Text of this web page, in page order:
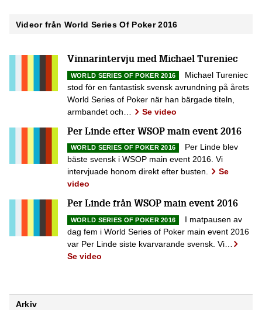
Videor från World Series Of Poker 2016
Vinnarintervju med Michael Tureniec
WORLD SERIES OF POKER 2016
Michael Tureniec
stod för en fantastisk svensk avrundning på årets
World Series of Poker när han bärgade titeln,
armbandet och…
Se video
Per Linde efter WSOP main event 2016
WORLD SERIES OF POKER 2016
Per Linde blev
bäste svensk i WSOP main event 2016. Vi
intervjuade honom direkt efter busten.
Se
video
Per Linde från WSOP main event 2016
WORLD SERIES OF POKER 2016
I matpausen av
dag fem i World Series of Poker main event 2016
var Per Linde siste kvarvarande svensk. Vi…
Se video
Arkiv